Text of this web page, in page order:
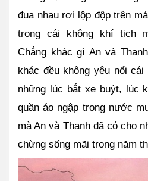
đua nhau rơi lộp độp trên
trong cái không khí tịch
Chẳng khác gì An và
khác đều không yêu nổi
những lúc bắt xe buýt, lúc
quần áo ngập trong nước
mà An và Thanh đã có cho
chừng sống mãi trong năm